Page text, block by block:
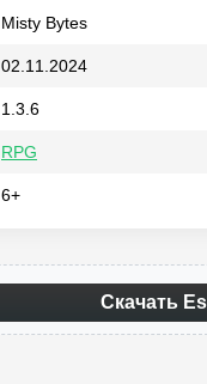
Misty Bytes
02.11.2024
1.3.6
RPG
6+
Скачать